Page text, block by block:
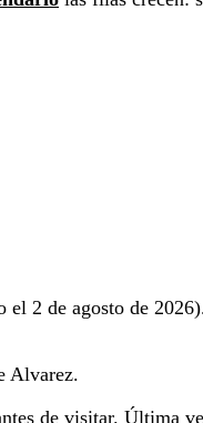
el 2 de agosto de
Alvarez.
de visitar. Última